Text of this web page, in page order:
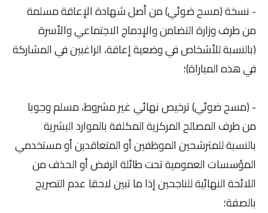
- نسخة (مسح ضوئي) من أصل شهادة الإعاقة مسلمة
من طرف وزارة التضامن والإدماج الاجتماعي والأسرة
(بالنسبة للأشخاص في وضعية إعاقة، الراغبين في المشاركة
في هذه المباراة)؛
- (مسح ضوئي) ترخيص نهائي غير مشروط، مسلم وجوبا
من طرف المصالح المركزية المكلفة بالموارد البشرية
بالنسبة للمترشحين الموظفين أو المتعاقدين أو مستخدمي
المؤسسات العمومية تحت طائلة الرفض أو الحذف من
اللائحة النهائية للناجحين إذا ما تبين لاحقا عدم التصريح
بالصفة؛